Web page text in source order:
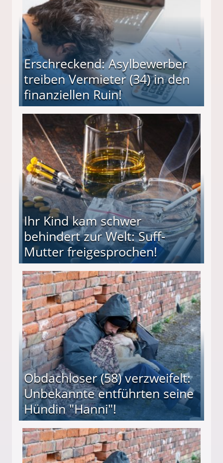
Erschreckend: Asylbewerber
treiben Vermieter (34) in den
finanziellen Ruin!
(34) in den finanziellen Ruin!
Ihr Kind kam schwer
behindert zur Welt: Suff-
Mutter freigesprochen!
Mutter freigesprochen!
Obdachloser (58) verzweifelt:
Unbekannte entführten seine
Hündin "Hanni"!
entführten seine Hündin "Hanni"!